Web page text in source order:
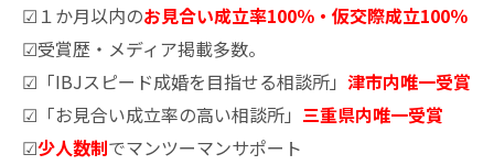
☑１か月以内のお見合い成立率100％・仮交際成立100％
☑受賞歴・メディア掲載多数。
☑「IBJスピード成婚を目指せる相談所」 津市内唯一受賞
☑「お見合い成立率の高い相談所」 三重県内唯一受賞
☑少人数制でマンツーマンサポート